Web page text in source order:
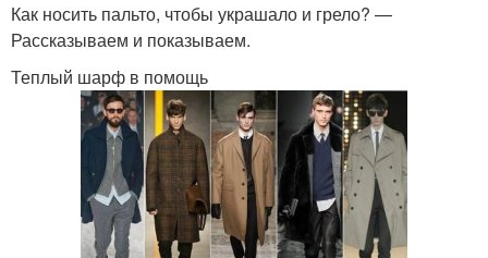
Как носить пальто, чтобы украшало и грело? —
Рассказываем и показываем.
Теплый шарф в помощь